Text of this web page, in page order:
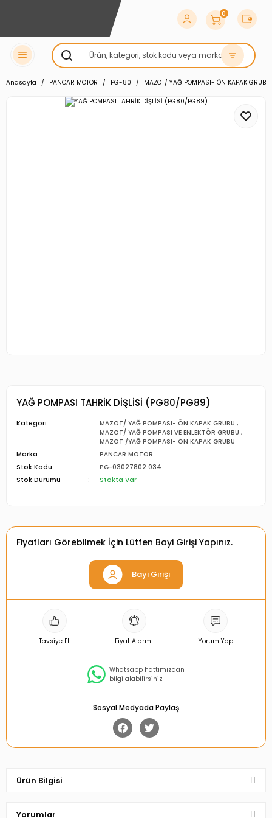
0
Anasayfa PANCAR MOTOR PG-80 MAZOT/ YAĞ POMPASI- ÖN KAPAK GRUBU
YAĞ POMPASI TAHRİK DİŞLİSİ (PG80/PG89)
Kategori MAZOT/ YAĞ POMPASI- ÖN KAPAK GRUBU ,
MAZOT/ YAĞ POMPASI VE ENLEKTÖR GRUBU ,
MAZOT /YAĞ POMPASI- ÖN KAPAK GRUBU
Marka
PANCAR MOTOR
Stok Kodu
PG-03027802.034
Stok Durumu
Stokta Var
Fiyatları Görebilmek İçin Lütfen Bayi Girişi Yapınız.
Bayi Girişi
Tavsiye Et Fiyat Alarmı Yorum Yap
Whatsapp hattımızdan
bilgi alabilirsiniz
Sosyal Medyada Paylaş
Ürün Bilgisi
Yorumlar